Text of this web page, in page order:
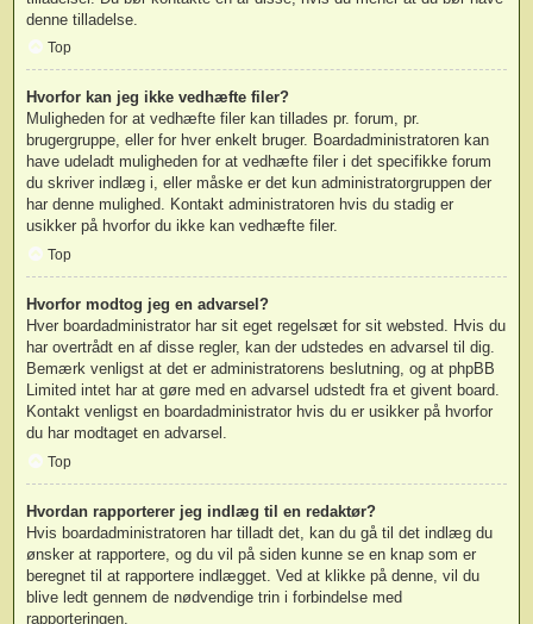
denne tilladelse.
Top
Hvorfor kan jeg ikke vedhæfte filer?
Muligheden for at vedhæfte filer kan tillades pr. forum, pr.
brugergruppe, eller for hver enkelt bruger. Boardadministratoren kan
have udeladt muligheden for at vedhæfte filer i det specifikke forum
du skriver indlæg i, eller måske er det kun administratorgruppen der
har denne mulighed. Kontakt administratoren hvis du stadig er
usikker på hvorfor du ikke kan vedhæfte filer.
Top
Hvorfor modtog jeg en advarsel?
Hver boardadministrator har sit eget regelsæt for sit websted. Hvis du
har overtrådt en af disse regler, kan der udstedes en advarsel til dig.
Bemærk venligst at det er administratorens beslutning, og at phpBB
Limited intet har at gøre med en advarsel udstedt fra et givent board.
Kontakt venligst en boardadministrator hvis du er usikker på hvorfor
du har modtaget en advarsel.
Top
Hvordan rapporterer jeg indlæg til en redaktør?
Hvis boardadministratoren har tilladt det, kan du gå til det indlæg du
ønsker at rapportere, og du vil på siden kunne se en knap som er
beregnet til at rapportere indlægget. Ved at klikke på denne, vil du
blive ledt gennem de nødvendige trin i forbindelse med
rapporteringen.